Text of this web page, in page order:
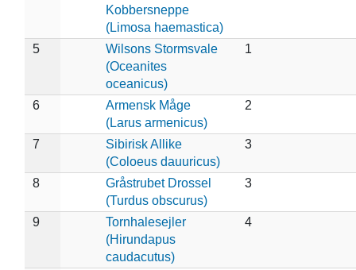
Kobbersneppe
(Limosa haemastica)
5
Wilsons Stormsvale
(Oceanites
oceanicus)
1
6
Armensk Måge
(Larus armenicus)
2
7
Sibirisk Allike
(Coloeus dauuricus)
3
8
Gråstrubet Drossel
(Turdus obscurus)
3
9
Tornhalesejler
(Hirundapus
caudacutus)
4